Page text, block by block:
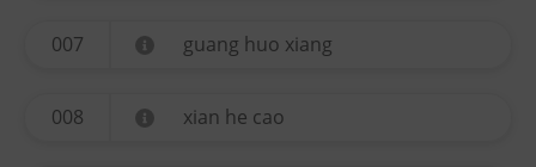
007 guang huo xiang
008 xian he cao